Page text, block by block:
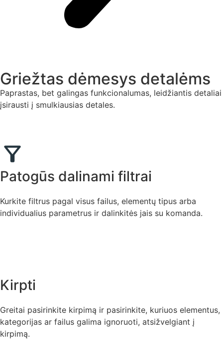
Griežtas dėmesys detalėms
Paprastas, bet galingas funkcionalumas, leidžiantis detaliai
įsirausti į smulkiausias detales.
Patogūs dalinami filtrai
Kurkite filtrus pagal visus failus, elementų tipus arba
individualius parametrus ir dalinkitės jais su komanda.
Kirpti
Greitai pasirinkite kirpimą ir pasirinkite, kuriuos elementus,
kategorijas ar failus galima ignoruoti, atsižvelgiant į
kirpimą.